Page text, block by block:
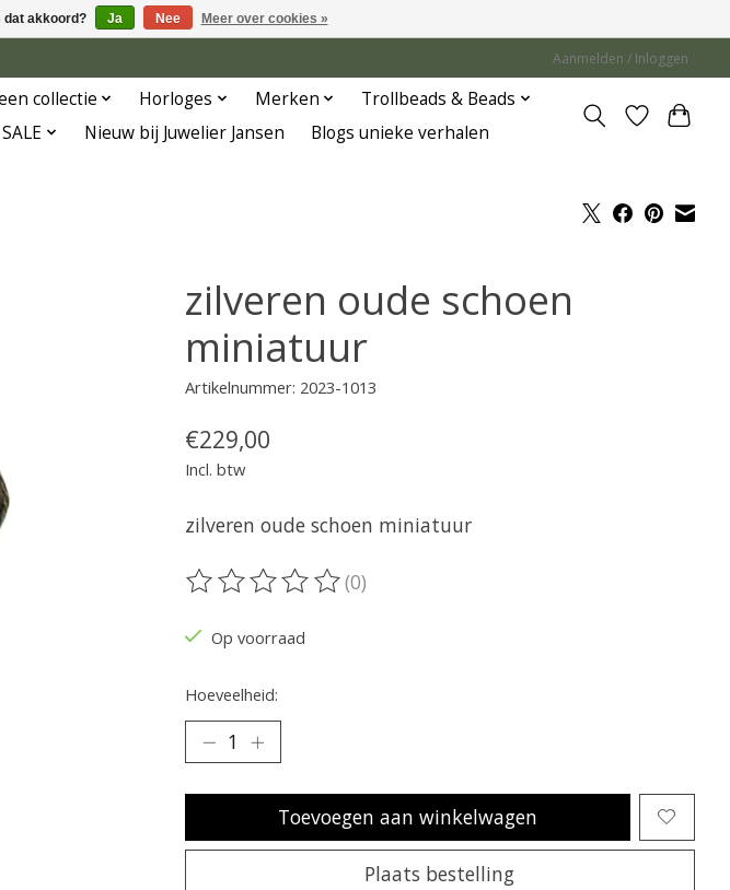
Aanmelden / Inloggen
collectie Horloges Merken
Trollbeads & Beads
SALE Nieuw bij Juwelier Jansen Blogs unieke verhalen
zilveren oude schoen
miniatuur
Artikelnummer: 2023-1013
€229,00
Incl. btw
zilveren oude schoen miniatuur
De beoordeling van dit product is
(0)
Op voorraad
Hoeveelheid:
Toevoegen aan winkelwagen
Plaats bestelling
dat akkoord? Ja Nee Meer over cookies »